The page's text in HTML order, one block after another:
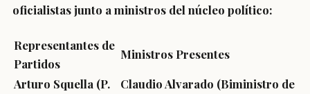
oficialistas junto a ministros del núcleo político:
Representantes de
Partidos
Ministros Presentes
Arturo Squella (P.
Claudio Alvarado (Biministro de